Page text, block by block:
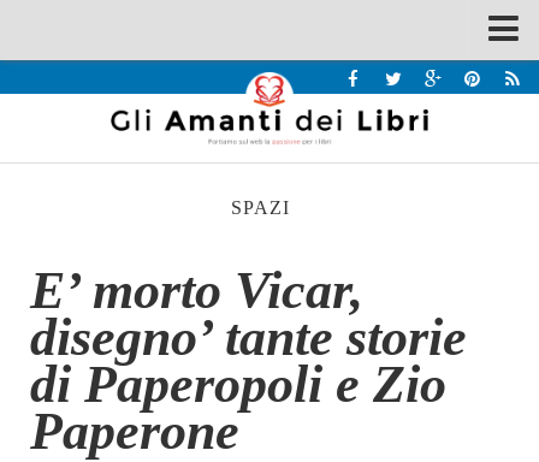
Recensioni
Interviste & Incontri
Chi siamo
Contatti
Eventi
Home
SPAZI
E’ morto Vicar,
disegno’ tante storie
di Paperopoli e Zio
Paperone